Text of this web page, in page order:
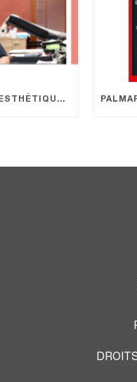
« UNE INJECTION ESTHÉTIQUE EST UN ACTE MÉDICAL »